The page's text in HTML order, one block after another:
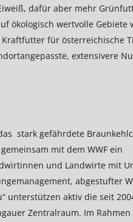
dafür aber mehr
ökologisch wertvolle Gebiete
für österreichische
extensivere
stark gefährdete
mit dem WWF ein
und Landwirte mit
abgestufter
unterstützen aktiv die seit
Zentralraum. Im Rahmen